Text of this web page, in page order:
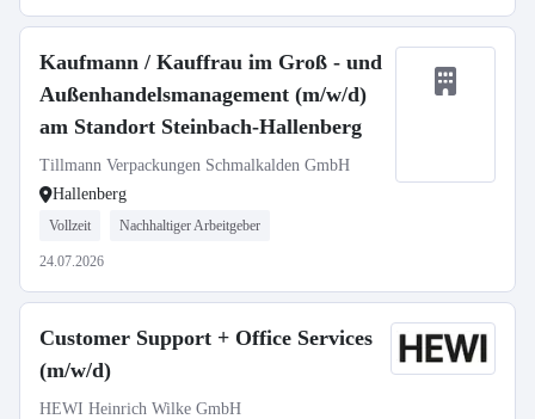
Kaufmann / Kauffrau im Groß - und
Außenhandelsmanagement (m/w/d)
am Standort Steinbach-Hallenberg
Tillmann Verpackungen Schmalkalden GmbH
Hallenberg
Vollzeit Nachhaltiger Arbeitgeber
24.07.2026
Customer Support + Office Services
(m/w/d)
HEWI Heinrich Wilke GmbH